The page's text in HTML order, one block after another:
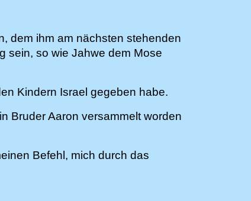
dem ihm am nächsten stehenden
sein, so wie Jahwe dem Mose
Kindern Israel gegeben habe.
Bruder Aaron versammelt worden
Befehl, mich durch das